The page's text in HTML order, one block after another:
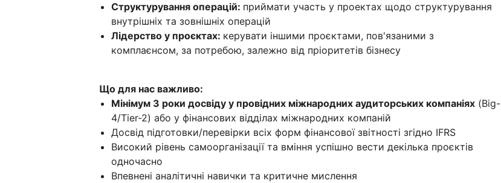
Структурування операцій: приймати участь у проектах щодо структурування
внутрішніх та зовнішніх операцій
Лідерство у проєктах: керувати іншими проєктами, пов'язаними з
комплаєнсом, за потребою, залежно від пріоритетів бізнесу
Що для нас важливо:
Мінімум 3 роки досвіду у провідних міжнародних аудиторських компаніях (Big-
4/Tier-2) або у фінансових відділах міжнародних компаній
Досвід підготовки/перевірки всіх форм фінансової звітності згідно IFRS
Високий рівень самоорганізації та вміння успішно вести декілька проєктів
одночасно
Впевнені аналітичні навички та критичне мислення